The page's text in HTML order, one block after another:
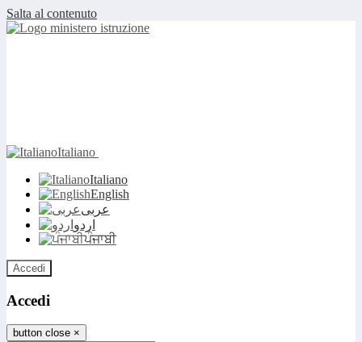
Salta al contenuto
Italiano
Italiano
English
عربى
اردو
ਪੰਜਾਬੀ
Accedi
Accedi
button close ×